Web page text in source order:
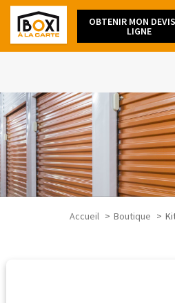
OBTENIR MON
LIGNE
Accueil Boutique